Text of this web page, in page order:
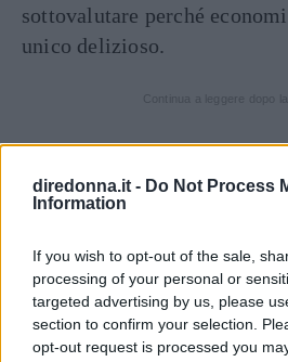
diredonna.it - Do Not Process
Information
If you wish to opt-out of the sale,
processing of your personal or
targeted advertising by us, please
section to confirm your selection.
opt-out request is processed you
sottovalutare perché
unico delizioso.
DOSI PER 4 PERSONE
300 g. di carne macinata
quella avanzata)
1 uovo